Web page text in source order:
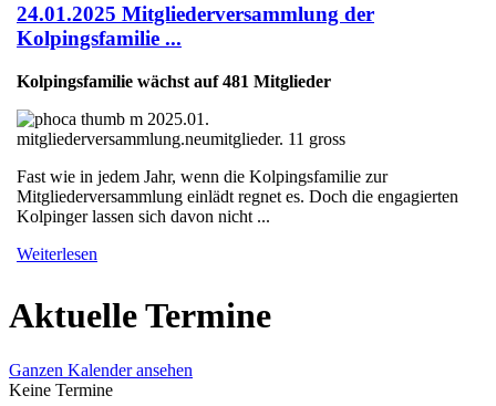
24.01.2025 Mitgliederversammlung der
Kolpingsfamilie ...
Kolpingsfamilie wächst auf 481 Mitglieder
Fast wie in jedem Jahr, wenn die Kolpingsfamilie zur
Mitgliederversammlung einlädt regnet es. Doch die engagierten
Kolpinger lassen sich davon nicht ...
Weiterlesen
Aktuelle Termine
Ganzen Kalender ansehen
Keine Termine